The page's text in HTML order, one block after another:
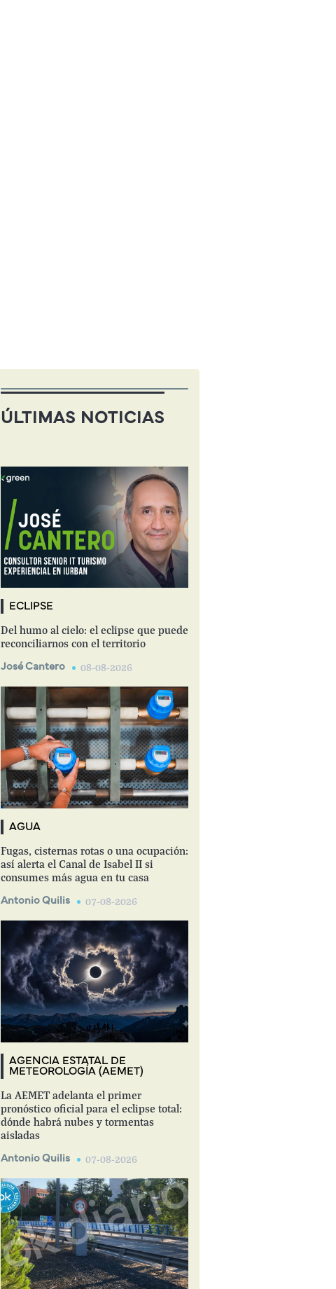
ÚLTIMAS NOTICIAS
ECLIPSE
Del humo al cielo: el eclipse que puede
reconciliarnos con el territorio
José Cantero 08-08-2026
AGUA
Fugas, cisternas rotas o una ocupación:
así alerta el Canal de Isabel II si
consumes más agua en tu casa
Antonio Quilis 07-08-2026
AGENCIA ESTATAL DE
METEOROLOGÍA (AEMET)
La AEMET adelanta el primer
pronóstico oficial para el eclipse total:
dónde habrá nubes y tormentas
aisladas
Antonio Quilis 07-08-2026